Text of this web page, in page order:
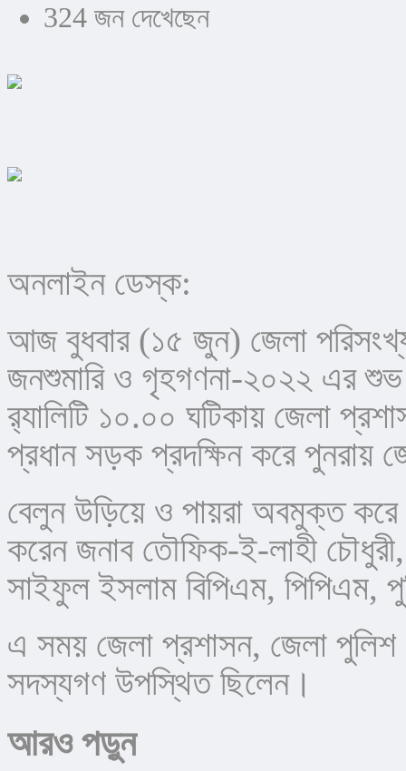
324 জন দেখেছেন
অনলাইন ডেস্ক:
আজ বুধবার (১৫ জুন) জেলা
জনশুমারি ও গৃহগণনা-২০২২ এর শুভ
র‍্যালিটি ১০.০০ ঘটিকায় জেলা
প্রধান সড়ক প্রদক্ষিন করে পুনরায়
বেলুন উড়িয়ে ও পায়রা অবমুক্ত
করেন জনাব তৌফিক-ই-লাহী
সাইফুল ইসলাম বিপিএম, পিপিএম,
এ সময় জেলা প্রশাসন, জেলা পুলিশ
সদস্যগণ উপস্থিত ছিলেন।
আরও পড়ুন